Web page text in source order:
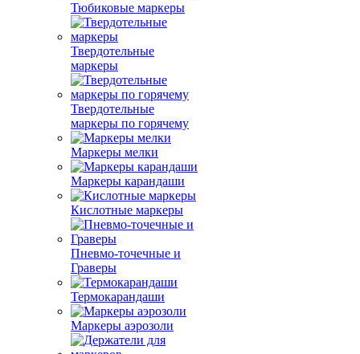
Тюбиковые маркеры
Твердотельные
маркеры
Твердотельные
маркеры по горячему
Маркеры мелки
Маркеры карандаши
Кислотные маркеры
Пневмо-точечные и
Граверы
Термокарандаши
Маркеры аэрозоли